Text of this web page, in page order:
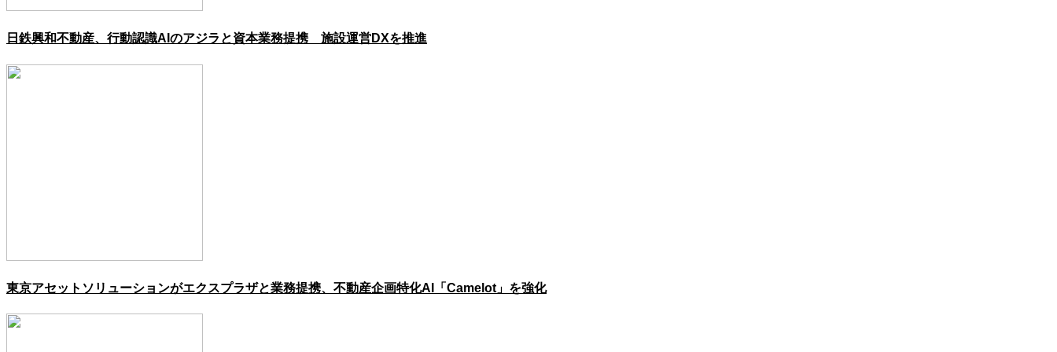
日鉄興和不動産、行動認識AIのアジラと資本業務提携 施設運営DXを推進
東京アセットソリューションがエクスプラザと業務提携、不動産企画特化AI「Camelot」を強化